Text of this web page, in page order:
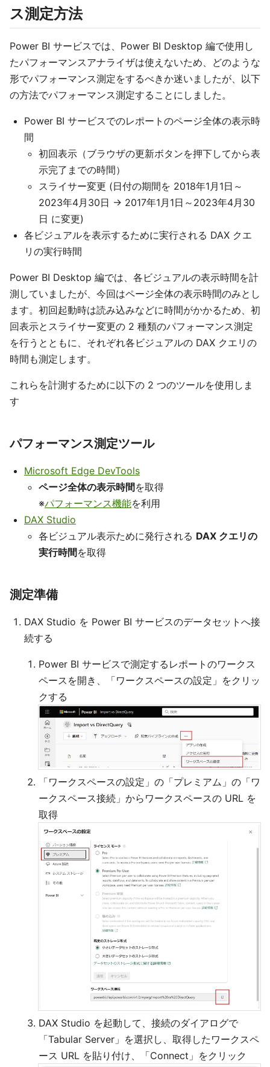
ス測定方法
Power BI サービスでは、Power BI Desktop 編で使用し
たパフォーマンスアナライザは使えないため、どのような
形でパフォーマンス測定をするべきか迷いましたが、以下
の方法でパフォーマンス測定することにしました。
Power BI サービスでのレポートのページ全体の表示時
間
初回表示（ブラウザの更新ボタンを押下してから表
示完了までの時間）
スライサー変更 (日付の期間を 2018年1月1日～
2023年4月30日 → 2017年1月1日～2023年4月30
日 に変更)
各ビジュアルを表示するために実行される DAX クエ
リの実行時間
Power BI Desktop 編では、各ビジュアルの表示時間を計
測していましたが、今回はページ全体の表示時間のみとし
ます。初回起動時は読み込みなどに時間がかかるため、初
回表示とスライサー変更の 2 種類のパフォーマンス測定
を行うとともに、それぞれ各ビジュアルの DAX クエリの
時間も測定します。
これらを計測するために以下の 2 つのツールを使用しま
す
パフォーマンス測定ツール
Microsoft Edge DevTools
ページ全体の表示時間 を取得
※パフォーマンス機能を利用
DAX Studio
各ビジュアル表示ために発行される DAX クエリの
実行時間 を取得
測定準備
DAX Studio を Power BI サービスのデータセットへ接
続する
Power BI サービスで測定するレポートのワークス
ペースを開き、「ワークスペースの設定」をクリッ
クする
「ワークスペースの設定」の「プレミアム」の「ワ
ークスペース接続」からワークスペースの URL を
取得
DAX Studio を起動して、接続のダイアログで
「Tabular Server」を選択し、取得したワークスペ
ース URL を貼り付け、「Connect」をクリック